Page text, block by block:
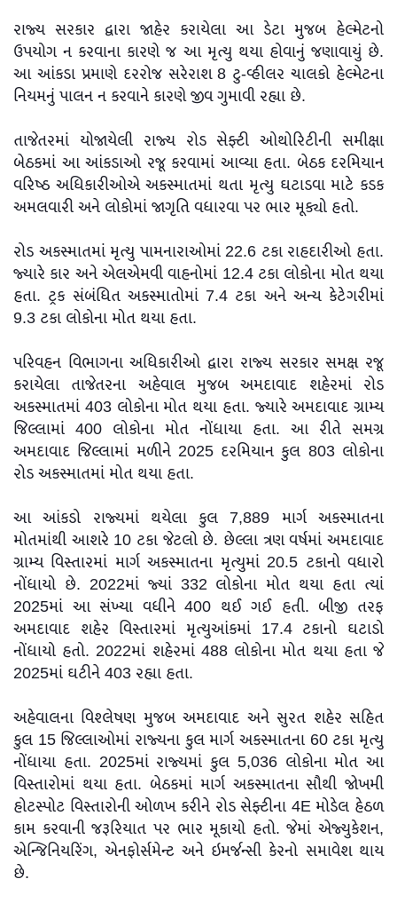
રાજ્ય સરકાર દ્વારા જાહેર કરાયેલા આ ડેટા મુજબ હેલ્મેટનો
ઉપયોગ ન કરવાના કારણે જ આ મૃત્યુ થયા હોવાનું જણાવાયું છે.
આ આંકડા પ્રમાણે દરરોજ સરેરાશ 8 ટુ-વ્હીલર ચાલકો હેલ્મેટના
નિયમનું પાલન ન કરવાને કારણે જીવ ગુમાવી રહ્યા છે.
તાજેતરમાં યોજાયેલી રાજ્ય રોડ સેફ્ટી ઓથોરિટીની સમીક્ષા
બેઠકમાં આ આંકડાઓ રજૂ કરવામાં આવ્યા હતા. બેઠક દરમિયાન
વરિષ્ઠ અધિકારીઓએ અકસ્માતમાં થતા મૃત્યુ ઘટાડવા માટે કડક
અમલવારી અને લોકોમાં જાગૃતિ વધારવા પર ભાર મૂક્યો હતો.
રોડ અકસ્માતમાં મૃત્યુ પામનારાઓમાં 22.6 ટકા રાહદારીઓ હતા.
જ્યારે કાર અને એલએમવી વાહનોમાં 12.4 ટકા લોકોના મોત થયા
હતા. ટ્રક સંબંધિત અકસ્માતોમાં 7.4 ટકા અને અન્ય કેટેગરીમાં
9.3 ટકા લોકોના મોત થયા હતા.
પરિવહન વિભાગના અધિકારીઓ દ્વારા રાજ્ય સરકાર સમક્ષ રજૂ
કરાયેલા તાજેતરના અહેવાલ મુજબ અમદાવાદ શહેરમાં રોડ
અકસ્માતમાં 403 લોકોના મોત થયા હતા. જ્યારે અમદાવાદ ગ્રામ્ય
જિલ્લામાં 400 લોકોના મોત નોંધાયા હતા. આ રીતે સમગ્ર
અમદાવાદ જિલ્લામાં મળીને 2025 દરમિયાન કુલ 803 લોકોના
રોડ અકસ્માતમાં મોત થયા હતા.
આ આંકડો રાજ્યમાં થયેલા કુલ 7,889 માર્ગ અકસ્માતના
મોતમાંથી આશરે 10 ટકા જેટલો છે. છેલ્લા ત્રણ વર્ષમાં અમદાવાદ
ગ્રામ્ય વિસ્તારમાં માર્ગ અકસ્માતના મૃત્યુમાં 20.5 ટકાનો વધારો
નોંધાયો છે. 2022માં જ્યાં 332 લોકોના મોત થયા હતા ત્યાં
2025માં આ સંખ્યા વધીને 400 થઈ ગઈ હતી. બીજી તરફ
અમદાવાદ શહેર વિસ્તારમાં મૃત્યુઆંકમાં 17.4 ટકાનો ઘટાડો
નોંધાયો હતો. 2022માં શહેરમાં 488 લોકોના મોત થયા હતા જે
2025માં ઘટીને 403 રહ્યા હતા.
અહેવાલના વિશ્લેષણ મુજબ અમદાવાદ અને સુરત શહેર સહિત
કુલ 15 જિલ્લાઓમાં રાજ્યના કુલ માર્ગ અકસ્માતના 60 ટકા મૃત્યુ
નોંધાયા હતા. 2025માં રાજ્યમાં કુલ 5,036 લોકોના મોત આ
વિસ્તારોમાં થયા હતા. બેઠકમાં માર્ગ અકસ્માતના સૌથી જોખમી
હોટસ્પોટ વિસ્તારોની ઓળખ કરીને રોડ સેફ્ટીના 4E મોડેલ હેઠળ
કામ કરવાની જરૂરિયાત પર ભાર મૂકાયો હતો. જેમાં એજ્યુકેશન,
એન્જિનિયરિંગ, એનફોર્સમેન્ટ અને ઇમર્જન્સી કેરનો સમાવેશ થાય
છે.